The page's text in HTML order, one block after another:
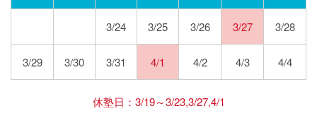
3/24 3/25 3/26 3/27 3/28
3/29 3/30 3/31 4/1 4/2 4/3 4/4
休塾日：3/19～3/23,3/27,4/1